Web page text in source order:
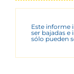
Este informe
ser bajadas e
sólo pueden